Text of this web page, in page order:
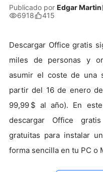
Publicado por Edgar Martin
6918
415
Descargar Office gratis
miles de personas y
asumir el coste de una
partir del 16 de enero
99,99 $ al año). En
descargar Office
gratuitas para instalar
forma sencilla en tu PC o